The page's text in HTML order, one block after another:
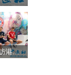
拜仁慕尼黑球星訪港 與球迷近距離互動